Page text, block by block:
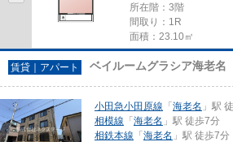
所在階：3階
間取り：1R
面積：23.10㎡
賃貸｜アパート ベイルームグラシア海老名
小田急小田原線 「海老名 」駅
相模線 「海老名 」駅 徒歩7分
相鉄本線 「海老名 」駅 徒歩7分